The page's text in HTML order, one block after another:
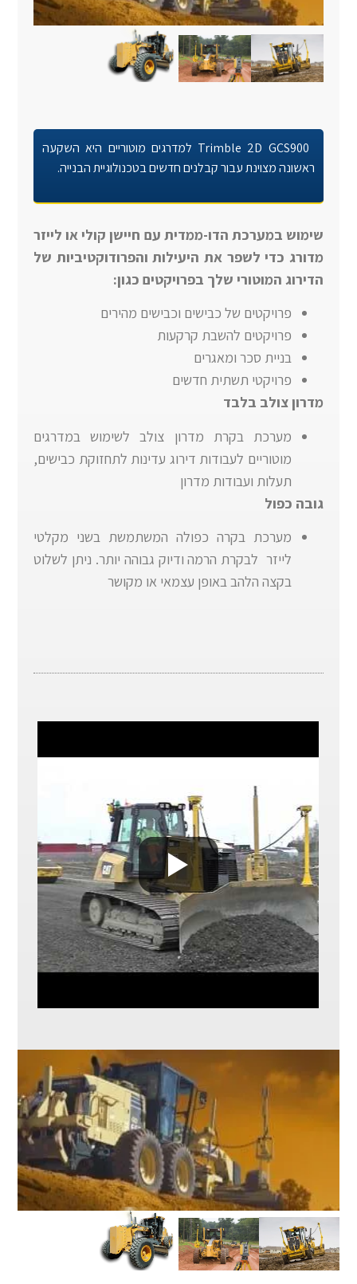
Trimble 2D GCS900 למדרגים מוטוריים היא השקעה
ראשונה מצוינת עבור קבלנים חדשים בטכנולוגיית הבנייה.
שימוש במערכת הדו-ממדית עם חיישן קולי או לייזר
מדורג כדי לשפר את היעילות והפרודוקטיביות של
הדירוג המוטורי שלך בפרויקטים כגון:
פרויקטים של כבישים וכבישים מהירים
פרויקטים להשבת קרקעות
בניית סכר ומאגרים
פרויקטי תשתית חדשים
מדרון צולב בלבד
מערכת בקרת מדרון צולב לשימוש במדרגים
מוטוריים לעבודות דירוג עדינות לתחזוקת כבישים,
תעלות ועבודות מדרון
גובה כפול
מערכת בקרה כפולה המשתמשת בשני מקלטי
לייזר לבקרת הרמה ודיוק גבוהה יותר. ניתן לשלוט
בקצה הלהב באופן עצמאי או מקושר